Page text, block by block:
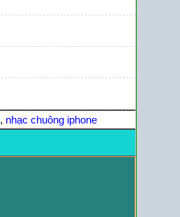
, nhạc chuông iphone